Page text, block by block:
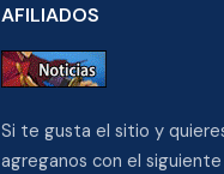
AFILIADOS
Si te gusta el sitio y
agreganos con el